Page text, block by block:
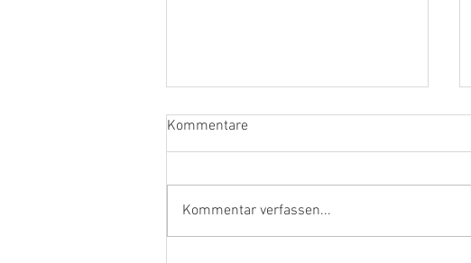
Kommentare
Kommentar verfassen...